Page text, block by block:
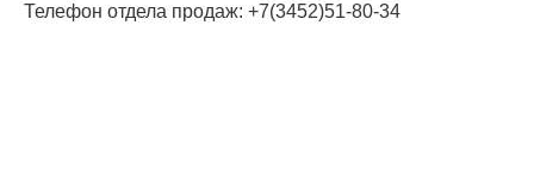
Телефон отдела продаж: +7(3452)51-80-34